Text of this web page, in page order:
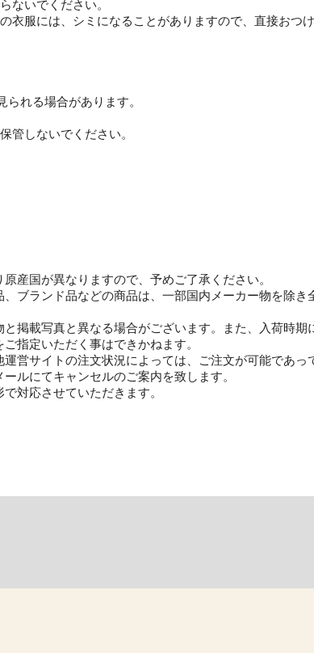
ないでください。
衣服には、シミになることがありますので、直接おつ
れる場合があります。
管しないでください。
産国が異なりますので、予めご了承ください。
ブランド品などの商品は、一部国内メーカー物を除き
掲載写真と異なる場合がございます。また、入荷時期
指定いただく事はできかねます。
営サイトの注文状況によっては、ご注文が可能であっ
ルにてキャンセルのご案内を致します。
対応させていただきます。